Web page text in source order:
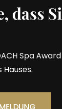
dass
Spa